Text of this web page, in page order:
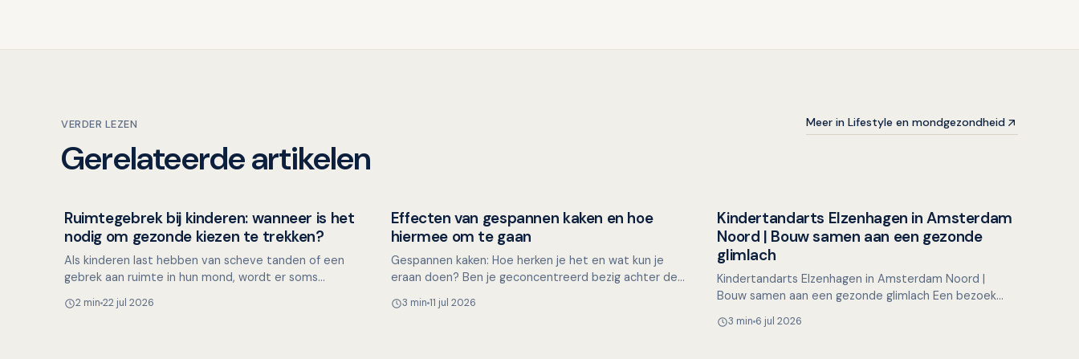
VERDER LEZEN
Gerelateerde artikelen
Meer in Lifestyle en mondgezondheid
Kinderen en mondgezondheid
Ruimtegebrek bij kinderen: wanneer is het
nodig om gezonde kiezen te trekken?
Als kinderen last hebben van scheve tanden of een
gebrek aan ruimte in hun mond, wordt er soms
trekken. Maar i…
2 min 22 jul 2026
Mondgezondheid in relatie tot algehele gezondheid
Effecten van gespannen kaken en hoe
hiermee om te gaan
Gespannen kaken: Hoe herken je het en wat kun je
eraan doen? Ben je geconcentreerd bezig achter de
deadline, en…
3 min 11 jul 2026
Overig nieuws
Kindertandarts Elzenhagen in Amsterdam
Noord | Bouw samen aan een gezonde
glimlach
Kindertandarts Elzenhagen in Amsterdam Noord |
Bouw samen aan een gezonde glimlach Een bezoek
spannend te zijn…
3 min 6 jul 2026